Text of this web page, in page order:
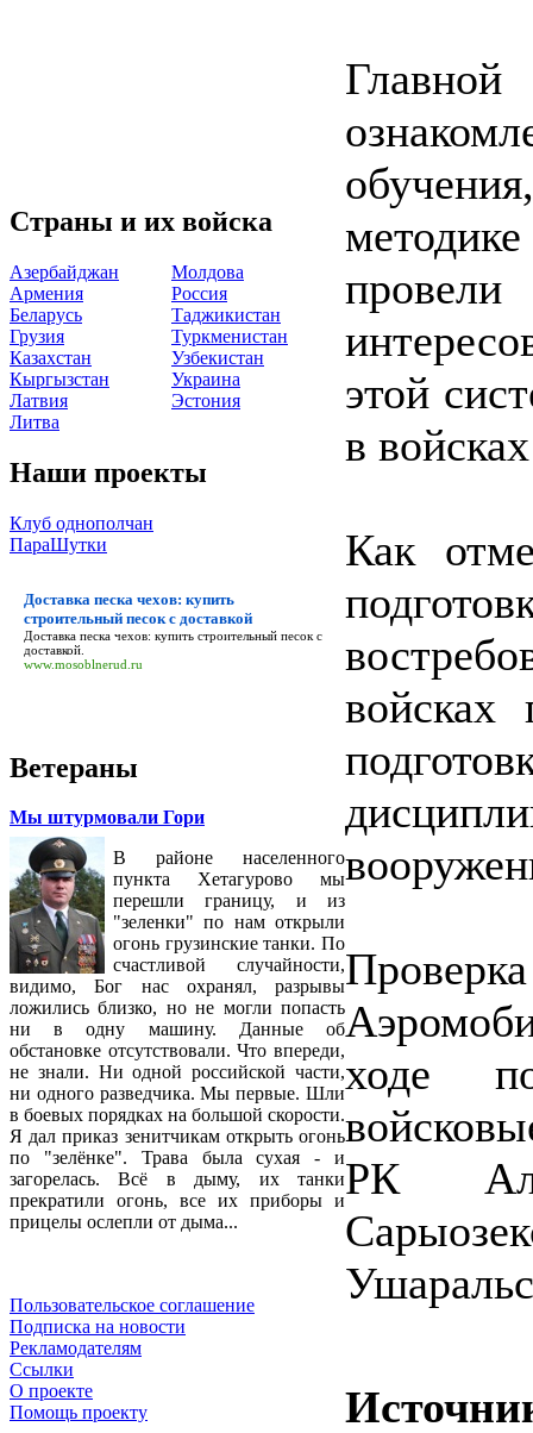
Страны и их войска
Азербайджан
Армения
Беларусь
Грузия
Казахстан
Кыргызстан
Латвия
Литва
Молдова
Россия
Таджикистан
Туркменистан
Узбекистан
Украина
Эстония
Наши проекты
Клуб однополчан
ПараШутки
Доставка песка чехов: купить
строительный песок с доставкой
Доставка песка чехов: купить строительный песок с
доставкой.
www.mosoblnerud.ru
Ветераны
Мы штурмовали Гори
В районе населенного
пункта Хетагурово мы
перешли границу, и из
"зеленки" по нам открыли
огонь грузинские танки. По
счастливой случайности,
видимо, Бог нас охранял, разрывы
ложились близко, но не могли попасть
ни в одну машину. Данные об
обстановке отсутствовали. Что впереди,
не знали. Ни одной российской части,
ни одного разведчика. Мы первые. Шли
в боевых порядках на большой скорости.
Я дал приказ зенитчикам открыть огонь
по "зелёнке". Трава была сухая - и
загорелась. Всё в дыму, их танки
прекратили огонь, все их приборы и
прицелы ослепли от дыма...
Пользовательское соглашение
Подписка на новости
Рекламодателям
Ссылки
О проекте
Помощь проекту
этой
в
Как
войсках
ходе
РК